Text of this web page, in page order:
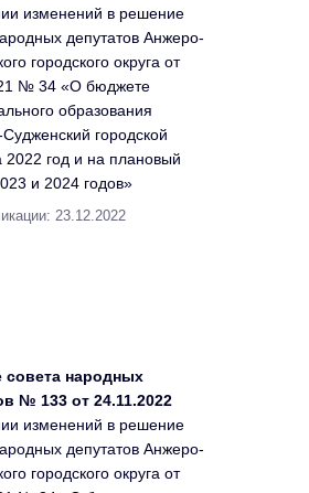
изменений в решение
депутатов Анжеро-
городского округа от
№ 34 «О бюджете
образования
городской
2022 год и на плановый
и 2024 годов»
23.12.2022
совета народных
№ 133 от 24.11.2022
изменений в решение
депутатов Анжеро-
городского округа от